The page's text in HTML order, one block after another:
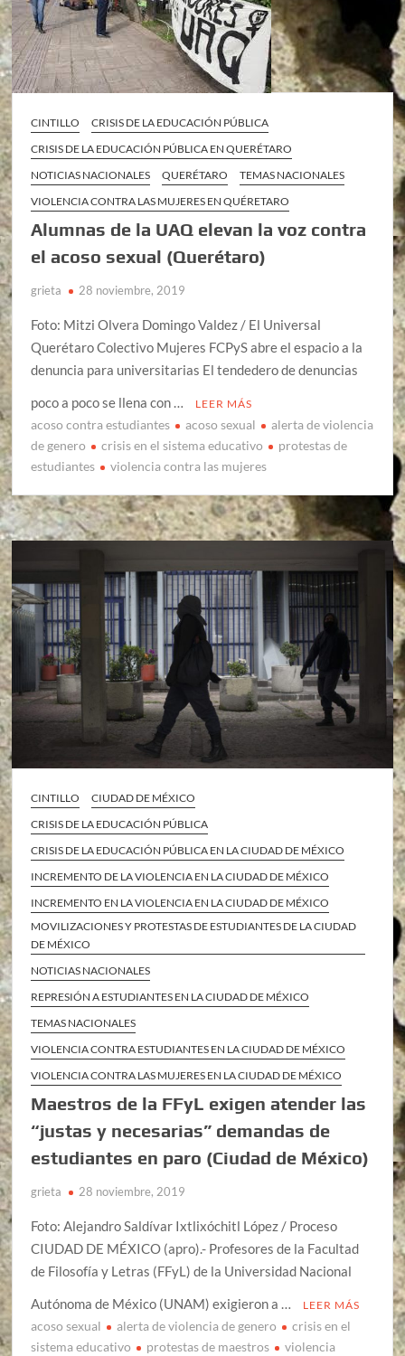
CINTILLO
CRISIS DE LA EDUCACIÓN PÚBLICA
CRISIS DE LA EDUCACIÓN PÚBLICA EN QUERÉTARO
NOTICIAS NACIONALES
QUERÉTARO
TEMAS NACIONALES
VIOLENCIA CONTRA LAS MUJERES EN QUÉRETARO
Alumnas de la UAQ elevan la voz contra
el acoso sexual (Querétaro)
grieta 28 noviembre, 2019
Foto: Mitzi Olvera Domingo Valdez / El Universal
Querétaro Colectivo Mujeres FCPyS abre el espacio a la
denuncia para universitarias El tendedero de denuncias
poco a poco se llena con …
LEER MÁS
acoso contra estudiantes acoso sexual
alerta de violencia
de genero
crisis en el sistema educativo
protestas de
estudiantes
violencia contra las mujeres
CINTILLO
CIUDAD DE MÉXICO
CRISIS DE LA EDUCACIÓN PÚBLICA
CRISIS DE LA EDUCACIÓN PÚBLICA EN LA CIUDAD DE MÉXICO
INCREMENTO DE LA VIOLENCIA EN LA CIUDAD DE MÉXICO
INCREMENTO EN LA VIOLENCIA EN LA CIUDAD DE MÉXICO
MOVILIZACIONES Y PROTESTAS DE ESTUDIANTES DE LA CIUDAD
DE MÉXICO
NOTICIAS NACIONALES
REPRESIÓN A ESTUDIANTES EN LA CIUDAD DE MÉXICO
TEMAS NACIONALES
VIOLENCIA CONTRA ESTUDIANTES EN LA CIUDAD DE MÉXICO
VIOLENCIA CONTRA LAS MUJERES EN LA CIUDAD DE MÉXICO
Maestros de la FFyL exigen atender las
“justas y necesarias” demandas de
estudiantes en paro (Ciudad de México)
grieta 28 noviembre, 2019
Foto: Alejandro Saldívar Ixtlixóchitl López / Proceso
CIUDAD DE MÉXICO (apro).- Profesores de la Facultad
de Filosofía y Letras (FFyL) de la Universidad Nacional
Autónoma de México (UNAM) exigieron a …
LEER MÁS
acoso sexual alerta de violencia de genero
crisis en el
sistema educativo
protestas de maestros
violencia